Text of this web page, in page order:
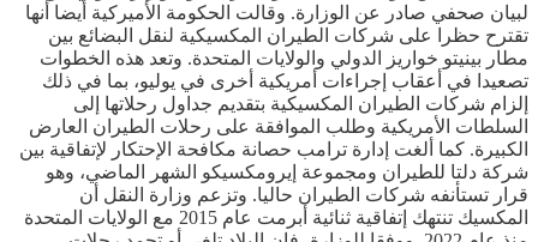
لبيان صحفي صادر عن الوزارة. وقالت الحكومة الأميركية أيضا أنها
تقترح حظرا على شركات الطيران المكسيكية لنقل البضائع بين
مطار بينيتو خواريز الدولي والولايات المتحدة. وتعد هذه الخطوات
تصعيدا في أعقاب إجراءات أمريكية أخرى في يوليو، بما في ذلك
إلزام شركات الطيران المكسيكية بتقديم جداول رحلاتها إلى
السلطات الأمريكية وطلب الموافقة على رحلات الطيران العارض
الكبيرة. كما ألغت إدارة ترامب حصانة مكافحة الإحتكار لإتفاقية بين
شركة دلتا للطيران ومجموعة إيرومكسيكو الشهر الماضي، وهو
قرار تستأنفه شركات الطيران حاليا. وتزعم وزارة النقل أن
المكسيك تنتهك إتفاقية ثنائية أبرمت عام 2015 مع الولايات المتحدة